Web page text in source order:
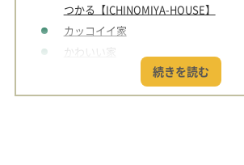
つかる【ICHINOMIYA-HOUSE】
カッコイイ家
かわいい家
ちょっとユニークな家
和の家